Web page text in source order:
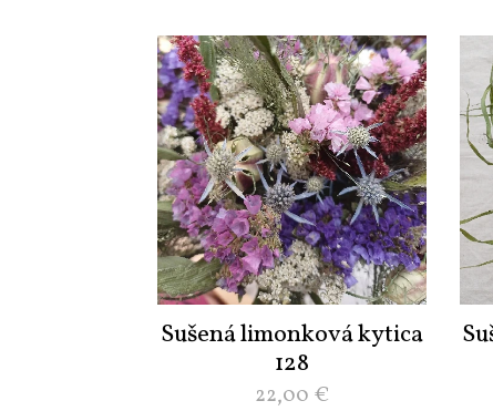
Sušená limonková kytica
128
22,00 €